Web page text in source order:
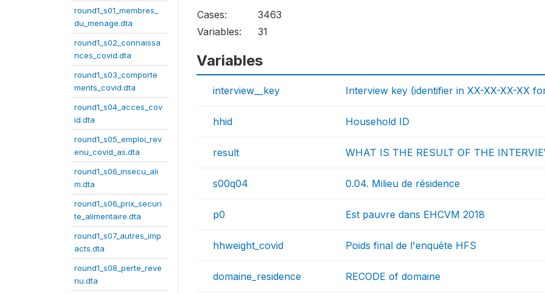
round1_s01_membres_
du_menage.dta
round1_s02_connaissa
nces_covid.dta
round1_s03_comporte
ments_covid.dta
round1_s04_acces_cov
id.dta
round1_s05_emploi_rev
enu_covid_as.dta
round1_s06_insecu_ali
m.dta
round1_s06_prix_securi
te_alimentaire.dta
round1_s07_autres_imp
acts.dta
round1_s08_perte_reve
nu.dta
Cases:
3463
Variables:
31
Variables
interview__key Interview key (identifier in XX-XX-XX-XX
hhid Household ID
result WHAT IS THE RESULT OF THE
s00q04 0.04. Milieu de résidence
p0 Est pauvre dans EHCVM 2018
hhweight_covid Poids final de l'enquête HFS
domaine_residence RECODE of domaine